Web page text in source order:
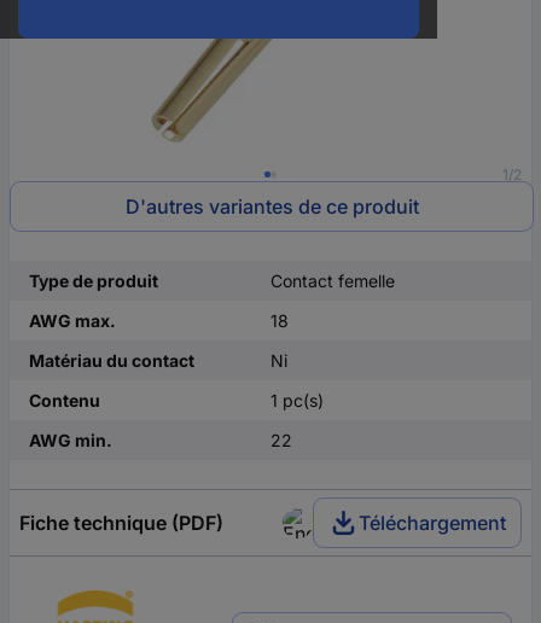
1/2
D'autres variantes de ce produit
Type de produit
Contact femelle
AWG max.
18
Matériau du contact
Ni
Contenu
1 pc(s)
AWG min.
22
Fiche technique (PDF) Téléchargement